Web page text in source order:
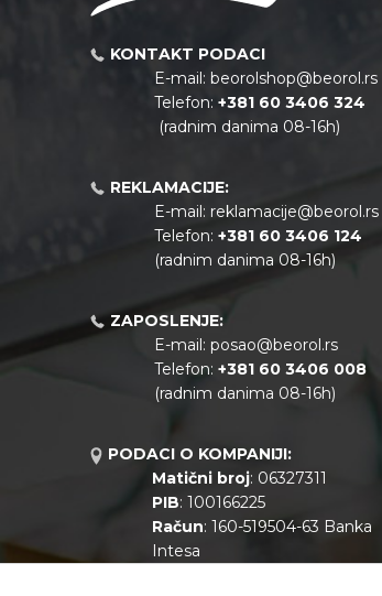
KONTAKT PODACI
E-mail: beorolshop@beorol.rs
Telefon: +381 60 3406 324
(radnim danima 08-16h)
REKLAMACIJE:
E-mail: reklamacije@beorol.rs
Telefon: +381 60 3406 124
(radnim danima 08-16h)
ZAPOSLENJE:
E-mail: posao@beorol.rs
Telefon: +381 60 3406 008
(radnim danima 08-16h)
PODACI O KOMPANIJI:
Matični broj: 06327311
PIB: 100166225
Račun: 160-519504-63 Banka
Intesa